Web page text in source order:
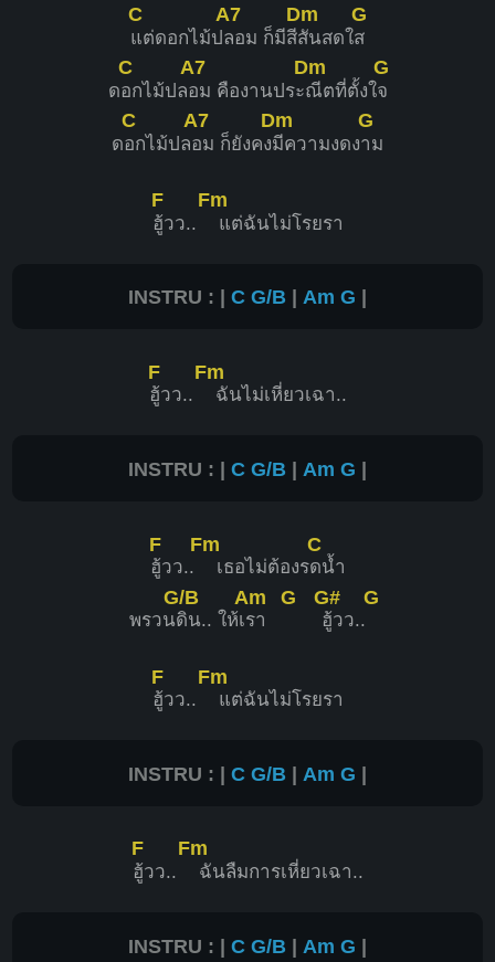
C
แต่ดอกไม้ป
A7
ลอม ก็มีสี
Dm
สันสดใ
G
ส
ด
C
อกไม้ปล
A7
อม คืองานประ
Dm
ณีตที่ตั้งใ
G
จ
ด
C
อกไม้ปล
A7
อม ก็ยังคง
Dm
มีความงดง
G
าม
F
ฮู้วว..
Fm
แต่ฉันไม่โรยรา
INSTRU : | C G/B | Am G |
F
ฮู้วว..
Fm
ฉันไม่เหี่ยวเฉา..
INSTRU : | C G/B | Am G |
F
ฮู้วว..
Fm
เธอไม่ต้องร
C
ดน้ำ
พรวน
G/B
ดิน.. ให้เ
Am
รา
G G#
ฮู้วว..
G
F
ฮู้วว..
Fm
แต่ฉันไม่โรยรา
INSTRU : | C G/B | Am G |
F
ฮู้วว..
Fm
ฉันลืมการเหี่ยวเฉา..
INSTRU : | C G/B | Am G |